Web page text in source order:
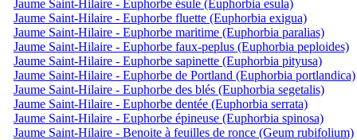
Jaume Saint-Hilaire - Euphorbe ésule (Euphorbia esula)
Jaume Saint-Hilaire - Euphorbe fluette (Euphorbia exigua)
Jaume Saint-Hilaire - Euphorbe maritime (Euphorbia paralias)
Jaume Saint-Hilaire - Euphorbe faux-peplus (Euphorbia peploides)
Jaume Saint-Hilaire - Euphorbe sapinette (Euphorbia pityusa)
Jaume Saint-Hilaire - Euphorbe de Portland (Euphorbia portlandica)
Jaume Saint-Hilaire - Euphorbe des blés (Euphorbia segetalis)
Jaume Saint-Hilaire - Euphorbe dentée (Euphorbia serrata)
Jaume Saint-Hilaire - Euphorbe épineuse (Euphorbia spinosa)
Jaume Saint-Hilaire - Benoite à feuilles de ronce (Geum rubifolium)